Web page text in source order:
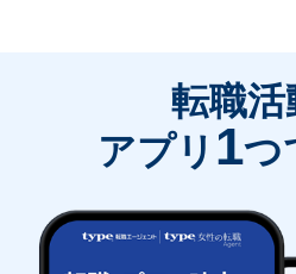
転職活
アプリ 1つ